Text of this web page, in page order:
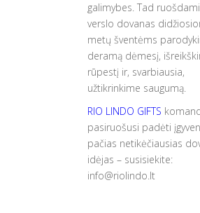
galimybes. Tad ruošdami
verslo dovanas
metų šventėms
deramą dėmesį,
rūpestį ir, svarbiausia,
užtikrinkime saugumą.
RIO LINDO GIFTS
pasiruošusi padėti
pačias netikėčiausias
idėjas – susisiekite:
info@riolindo.lt